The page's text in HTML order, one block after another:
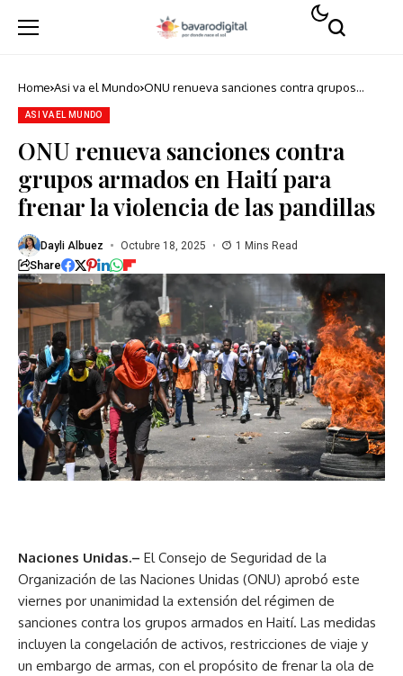
Home Asi va el Mundo ONU renueva sanciones contra grupos
ASI VA EL MUNDO
ONU renueva sanciones contra
grupos armados en Haití para
frenar la violencia de las pandillas
Dayli Albuez Octubre 18, 2025 1 Mins Read
Share
Naciones Unidas.– El Consejo de Seguridad de la
Organización de las Naciones Unidas (ONU) aprobó este
viernes por unanimidad la extensión del régimen de
sanciones contra los grupos armados en Haití. Las medidas
incluyen la congelación de activos, restricciones de viaje y
un embargo de armas, con el propósito de frenar la ola de